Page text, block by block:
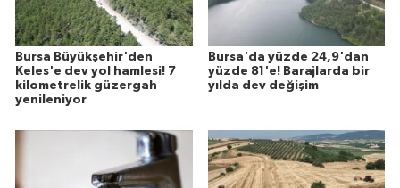
Bursa Büyükşehir'den
Keles'e dev yol hamlesi! 7
kilometrelik güzergah
yenileniyor
Bursa'da yüzde 24,9'dan
yüzde 81'e! Barajlarda bir
yılda dev değişim